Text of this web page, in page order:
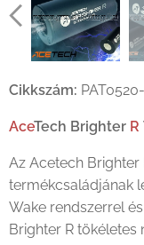
Cikkszám:
AceTech Brighter R
Az Acetech
termékcsaládjának
Wake rendszerrel
Brighter R tökéletes